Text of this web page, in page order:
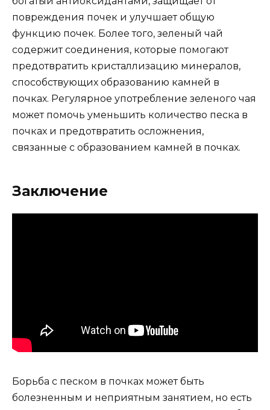
повреждения почек и улучшает общую
функцию почек. Более того, зеленый чай
содержит соединения, которые помогают
предотвратить кристаллизацию минералов,
способствующих образованию камней в
почках. Регулярное употребление зеленого чая
может помочь уменьшить количество песка в
почках и предотвратить осложнения,
связанные с образованием камней в почках.
Заключение
Борьба с песком в почках может быть
болезненным и неприятным занятием, но есть